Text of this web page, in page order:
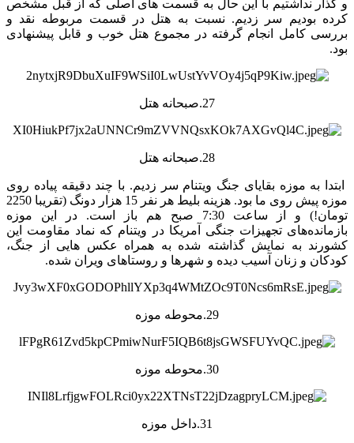
و گذار نداشتیم با این حال به قسمت های اصلی که از قبل مشخص
کرده بودیم سر زدیم. نسبت به هتل در قسمت مربوطه نقد و
بررسی کامل انجام گرفته در مجموع هتل خوب و قابل پیشنهادی
بود.
27.صبحانه هتل
28.صبحانه هتل
ابتدا به موزه بقایای جنگ ویتنام سر زدیم. با چند دقیقه پیاده روی
موزه پیش روی ما بود. هزینه بلیط هر نفر 15 هزار دونگ (تقریبا 2250
تومان!) و از ساعت 7:30 صبح هم باز است. در این موزه
بازمانده‌های تجهیزات جنگی آمریکا در ویتنام که نماد مقاومت این
کشورند به نمایش گذاشته شده به همراه عکس هایی از جنگ،
کودکان و زنان آسیب دیده و شهرها و روستاهای ویران شده.
29.محوطه موزه
30.محوطه موزه
31.داخل موزه